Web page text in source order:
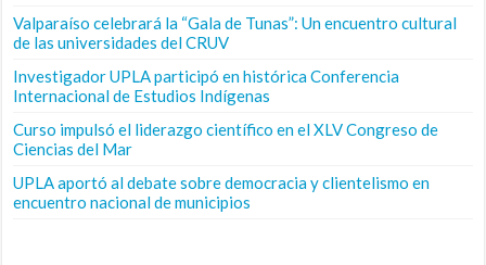
Valparaíso celebrará la “Gala de Tunas”: Un encuentro cultural
de las universidades del CRUV
Investigador UPLA participó en histórica Conferencia
Internacional de Estudios Indígenas
Curso impulsó el liderazgo científico en el XLV Congreso de
Ciencias del Mar
UPLA aportó al debate sobre democracia y clientelismo en
encuentro nacional de municipios